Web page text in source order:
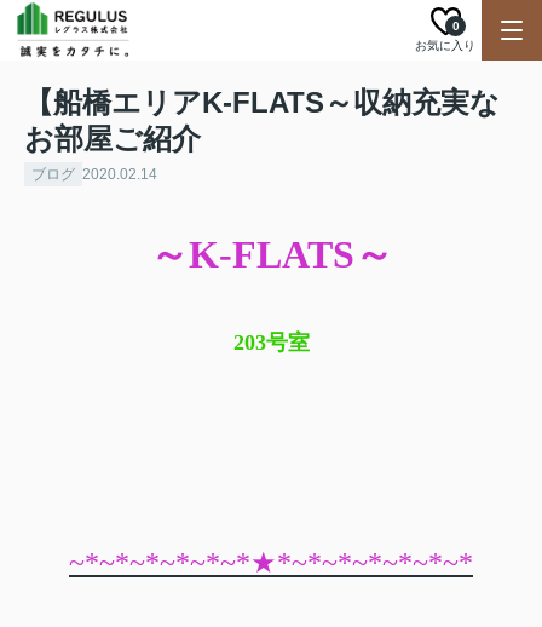
お気に入り
0
【船橋エリアK-FLATS～収納充実な
お部屋ご紹介
ブログ 2020.02.14
～K-FLATS～
203号室
~*~*~*~*~*~*★*~*~*~*~*~*~*